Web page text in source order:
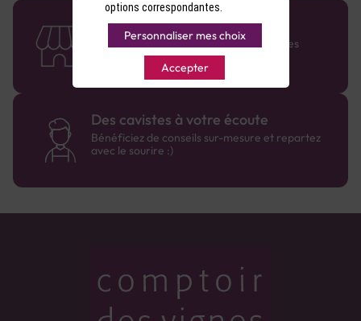
58 caves en France
Retrouvez le réseau Comptoir des Vignes
partout en France !
Des cavistes à votre écoute
Bénéficiez de conseils sur-mesure et repartez
avec le sourire :)
options correspondantes.
Personnaliser mes choix
Accepter